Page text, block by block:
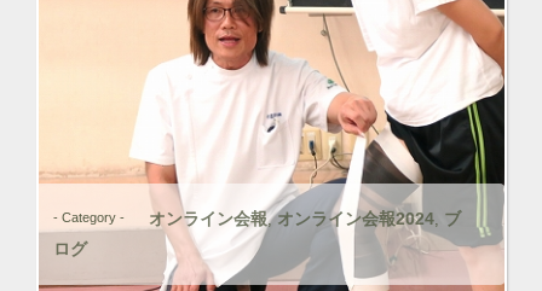
- Category - オンライン会報,オンライン会報2024, ブ
ログ